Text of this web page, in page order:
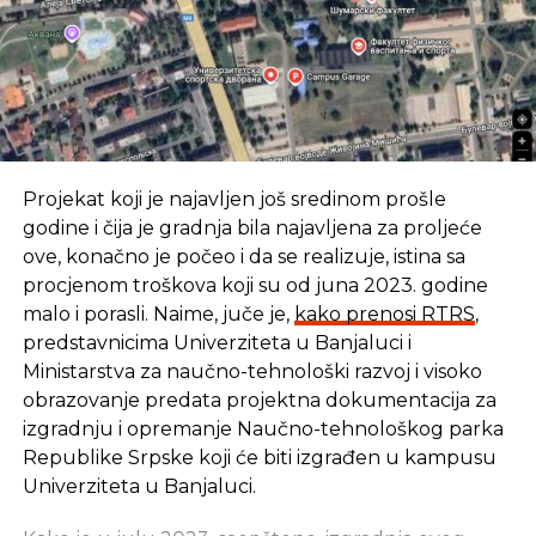
osnovama, praktičnim stranama i inovativnim
primjenama ovih tehnologija, što je dostupno na
tržištu, na koji način se primjenjuju i na koji ih način
mogu primjenjivati poduzetnici, dizajneri i kreativci
koji imaju ideje.
Posjetitelji su mogli pogledati i isprobati alate za
digitalnu fabrikaciju koje nudi budući FabLab u
INTERA-i TP Mostar – 3D printere, laserski
rezač/graver, CNC strojeve, ručne power toolse i
dr.
Izvor: Akta.ba
SLIČNE TEME:
SLEDEĆI
Snapcaht, društvena mreža prestigla Twitter
NE PROPUSTITE
Projekat koji je najavljen još sredinom prošle
godine i čija je gradnja bila najavljena za proljeće
ove, konačno je počeo i da se realizuje, istina sa
procjenom troškova koji su od juna 2023. godine
malo i porasli. Naime, juče je, kako prenosi RTRS,
predstavnicima Univerziteta u Banjaluci i
Ministarstva za naučno-tehnološki razvoj i visoko
obrazovanje predata projektna dokumentacija za
izgradnju i opremanje Naučno-tehnološkog parka
Republike Srpske koji će biti izgrađen u kampusu
Univerziteta u Banjaluci.